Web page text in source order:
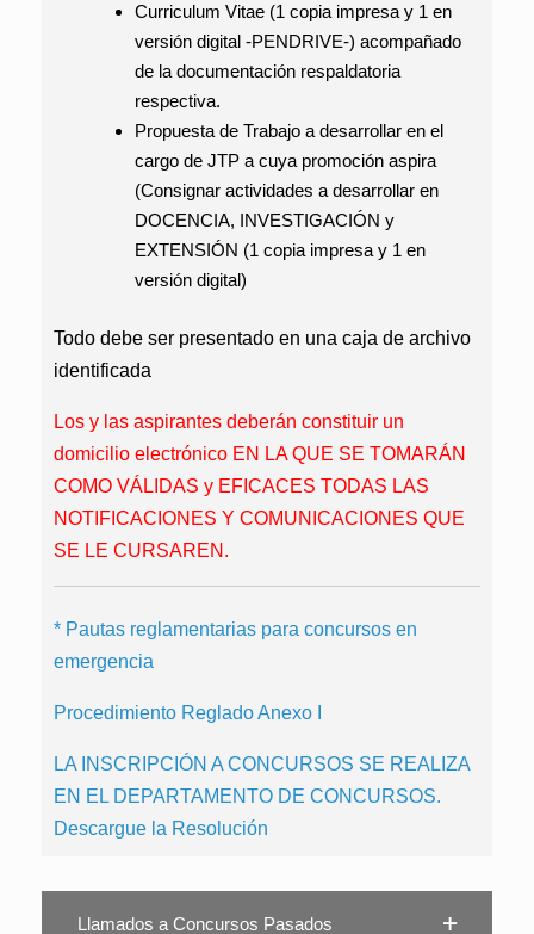
Curriculum Vitae (1 copia impresa y 1 en
versión digital -PENDRIVE-) acompañado
de la documentación respaldatoria
respectiva.
Propuesta de Trabajo a desarrollar en el
cargo de JTP a cuya promoción aspira
(Consignar actividades a desarrollar en
DOCENCIA, INVESTIGACIÓN y
EXTENSIÓN (1 copia impresa y 1 en
versión digital)
Todo debe ser presentado en una caja de archivo
identificada
Los y las aspirantes deberán constituir un
domicilio electrónico EN LA QUE SE TOMARÁN
COMO VÁLIDAS y EFICACES TODAS LAS
NOTIFICACIONES Y COMUNICACIONES QUE
SE LE CURSAREN.
* Pautas reglamentarias para concursos en
emergencia
Procedimiento Reglado Anexo I
LA INSCRIPCIÓN A CONCURSOS SE REALIZA
EN EL DEPARTAMENTO DE CONCURSOS.
Descargue la Resolución
Llamados a Concursos Pasados